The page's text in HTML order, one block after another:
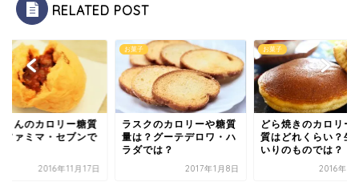
RELATED POST
まんのカロリー糖質
ファミマ・セブンで
2016年11月17日
お菓子
ラスクのカロリーや糖質
量は？グーテデロワ・ハ
ラダでは？
2017年1月8日
お菓子
どら焼きのカロリー
質はどれくらい？生
いりのものでは？
2016年7